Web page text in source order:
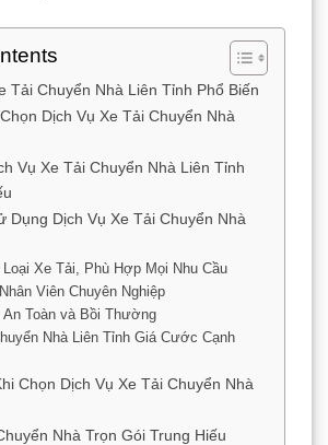
Tải Chuyển Nhà Liên Tỉnh Phổ Biến
Dịch Vụ Xe Tải Chuyển Nhà
Vụ Xe Tải Chuyển Nhà Liên Tỉnh
Dụng Dịch Vụ Xe Tải Chuyển Nhà
Xe Tải, Phù Hợp Mọi Nhu Cầu
Viên Chuyên Nghiệp
An Toàn và Bồi Thường
Nhà Liên Tỉnh Giá Cước Cạnh
Chọn Dịch Vụ Xe Tải Chuyển Nhà
Nhà Trọn Gói Trung Hiếu